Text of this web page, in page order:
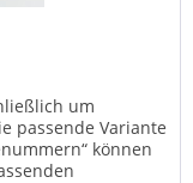
um
passende Variante
können